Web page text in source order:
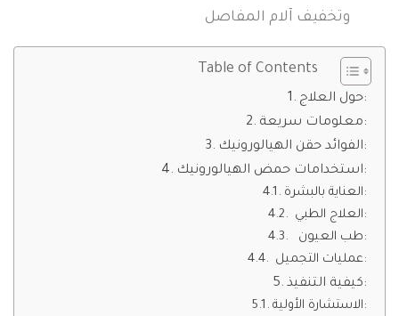
وتخفيف آلام المفاصل
Table of Contents
حول العلاج:
معلومات سريعة:
الفوائد حقن الهيالورونيك:
استخدامات حمض الهيالورونيك:
العناية بالبشرة:
العلاج الطبي:
طب العيون:
عمليات التجميل:
كيفية التنفيذ:
الاستشارة الأولية: